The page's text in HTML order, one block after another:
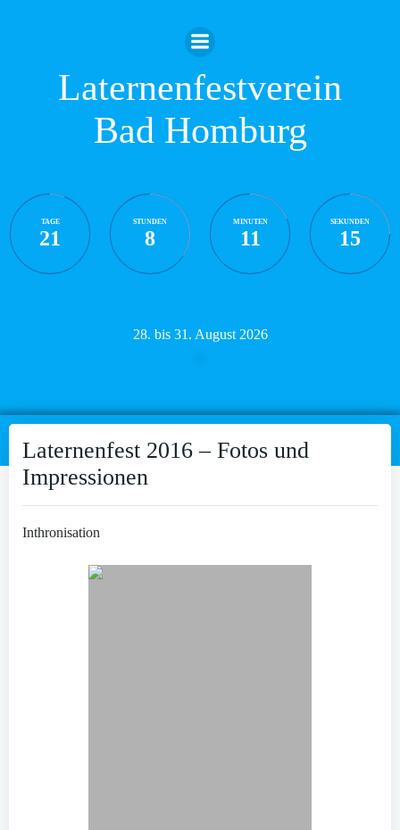
Inhalt
springen
Laternenfestverein
Bad Homburg
TAGE
21
STUNDEN
8
MINUTEN
11
SEKUNDEN
14
28. bis 31. August 2026
Laternenfest 2016 – Fotos und
Impressionen
Inthronisation